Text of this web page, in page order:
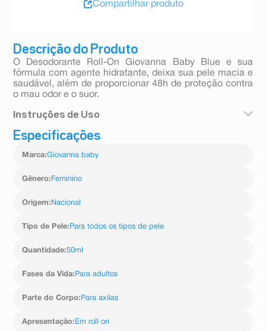
Descrição do Produto
O Desodorante Roll-On Giovanna Baby Blue e sua
fórmula com agente hidratante, deixa sua pele macia e
saudável, além de proporcionar 48h de proteção contra
o mau odor e o suor.
Instruções de Uso
Agite antes de usar. Aplique nas axilas secas e limpas e
Especificações
Marca:Giovanna baby
Gênero: Feminino
Origem: Nacional
Tipo de Pele: Para todos os tipos de pele
Quantidade:50ml
Fases da Vida: Para adultos
Parte do Corpo: Para axilas
Apresentação: Em roll on
Compartilhar produto